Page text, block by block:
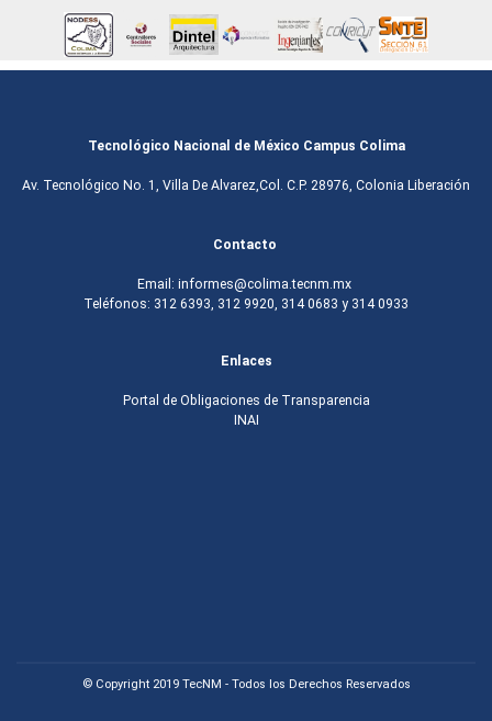
Tecnológico Nacional de México Campus Colima
Av. Tecnológico No. 1, Villa De Alvarez,Col. C.P. 28976, Colonia Liberación
Contacto
Email: informes@colima.tecnm.mx
Teléfonos: 312 6393, 312 9920, 314 0683 y 314 0933
Enlaces
Portal de Obligaciones de Transparencia
INAI
© Copyright 2019 TecNM - Todos los Derechos Reservados